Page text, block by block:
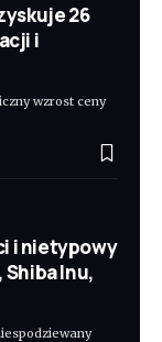
26
i
wzrost ceny
i nietypowy
Inu,